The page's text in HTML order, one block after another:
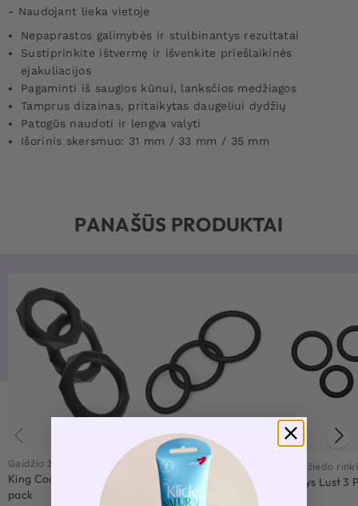
- Naudojant lieka vietoje
Nepaprastos galimybės ir stulbinantys rezultatai
Sustiprinkite ištvermę ir išvenkite priešlaikinės
ejakuliacijos
Pagaminti iš saugios kūnui, lanksčios medžiagos
Tamprus dizainas, pritaikytas daugeliui dydžių
Patogūs naudoti ir lengva valyti
Išorinis skersmuo: 31 mm / 33 mm / 35 mm
PANAŠŪS PRODUKTAI
Gaidžio žiedo rinkinys
King Cock Kings Rings 3-
pack
Gaidžio žiedo rinkinys
Erospace Erection Rings
Gaidžio žiedo
You2Toys Lust 3